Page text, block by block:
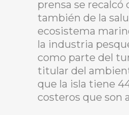
prensa se recalcó
también de la
ecosistema
la industria
como parte del
titular del
que la isla tiene
costeros que son